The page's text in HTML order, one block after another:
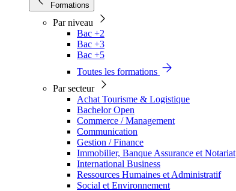
Formations
Par niveau
Bac +2
Bac +3
Bac +5
Toutes les formations
Par secteur
Achat Tourisme & Logistique
Bachelor Open
Commerce / Management
Communication
Gestion / Finance
Immobilier, Banque Assurance et Notariat
International Business
Ressources Humaines et Administratif
Social et Environnement